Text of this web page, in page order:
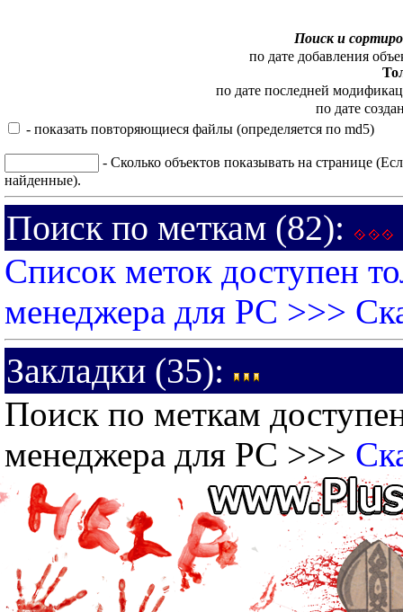
Поиск и
по дате добавления
по дате последней
по дате
- показать повторяющиеся файлы (определяется по md5)
- Сколько объектов показывать на странице
найденные).
Поиск по меткам (82):
Список меток доступен
менеджера для PC >>>
Закладки (35):
Поиск по меткам
менеджера для PC >>>